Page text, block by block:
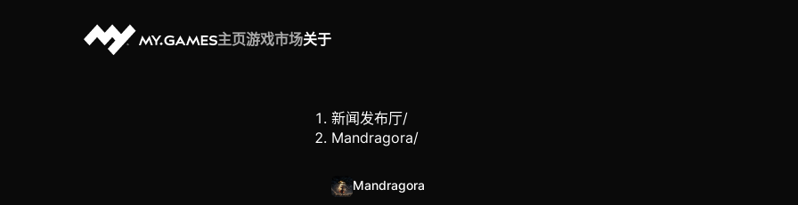
主页游戏市场关于
新闻发布厅/
Mandragora/
Mandragora